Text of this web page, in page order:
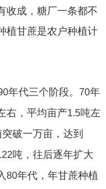
收成，糖厂一条都不
植甘蔗是农户种植计
年代三个阶段。 70年
右，平均亩产1.5吨左
破一万亩，达到
吨，往后逐年扩大
80年代，年甘蔗种植